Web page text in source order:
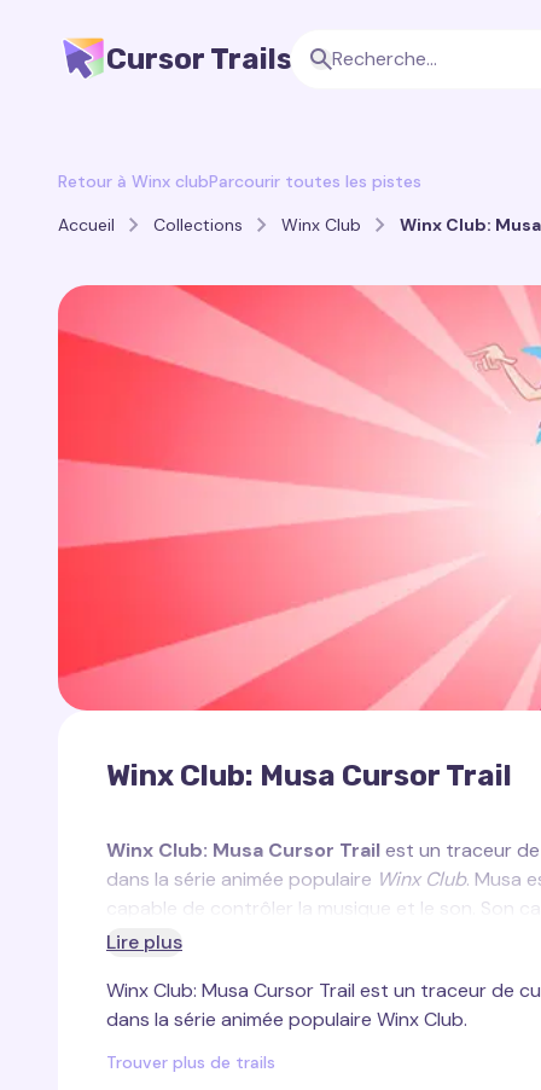
Cursor Trails
Retour à Winx clubParcourir toutes les pistes
Accueil
Collections Winx Club Winx Club:
Winx Club: Musa Cursor Trail
Winx Club: Musa Cursor Trailest un traceur
dans la série animée populaire Winx Club. Musa
capable de contrôler la musique et le son. Son
passionné. Musa est associée à des tons
Le traceur de curseur créé pour Musa reflète
violet et de bleu qui pulsèrent et changent au
Ce curseur ajoute de la magie et de l'élégance
Lire plus
Winx Club: Musa Cursor Trail est un traceur de
dans la série animée populaire Winx Club.
Trouver plus de trails